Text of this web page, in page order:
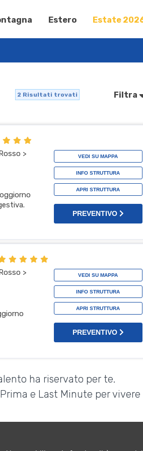
Estero Estate
2 Risultati trovati Filtra
>
VEDI SU MAPPA
INFO STRUTTURA
APRI STRUTTURA
PREVENTIVO
>
VEDI SU MAPPA
INFO STRUTTURA
APRI STRUTTURA
PREVENTIVO
ha riservato per te.
e Last Minute per vivere